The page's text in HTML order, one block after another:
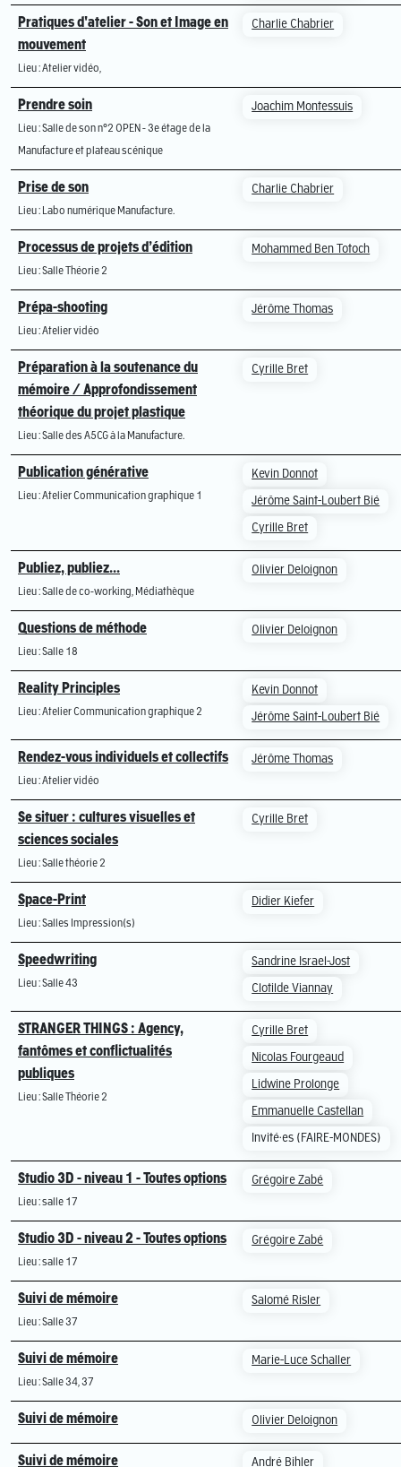
Pratiques d'atelier - Son et Image en
mouvement
Lieu : Atelier vidéo,
Charlie Chabrier
Prendre soin
Lieu : Salle de son n°2 OPEN - 3e étage de la
Manufacture et plateau scénique
Joachim Montessuis
Prise de son
Lieu : Labo numérique Manufacture.
Charlie Chabrier
Processus de projets d’édition
Lieu : Salle Théorie 2
Mohammed Ben Totoch
Prépa-shooting
Lieu : Atelier vidéo
Jérôme Thomas
Préparation à la soutenance du
mémoire / Approfondissement
théorique du projet plastique
Lieu : Salle des A5CG à la Manufacture.
Cyrille Bret
Publication générative
Lieu : Atelier Communication graphique 1
Kevin Donnot
Jérôme Saint-Loubert Bié
Cyrille Bret
Publiez, publiez...
Lieu : Salle de co-working, Médiathèque
Olivier Deloignon
Questions de méthode
Lieu : Salle 18
Olivier Deloignon
Reality Principles
Lieu : Atelier Communication graphique 2
Kevin Donnot
Jérôme Saint-Loubert Bié
Rendez-vous individuels et collectifs
Lieu : Atelier vidéo
Jérôme Thomas
Se situer : cultures visuelles et
sciences sociales
Lieu : Salle théorie 2
Cyrille Bret
Space-Print
Lieu : Salles Impression(s)
Didier Kiefer
Speedwriting
Lieu : Salle 43
Sandrine Israel-Jost
Clotilde Viannay
STRANGER THINGS : Agency,
fantômes et conflictualités
publiques
Lieu : Salle Théorie 2
Cyrille Bret
Nicolas Fourgeaud
Lidwine Prolonge
Emmanuelle Castellan
Invité·es (FAIRE-MONDES)
Studio 3D - niveau 1 - Toutes options
Lieu : salle 17
Grégoire Zabé
Studio 3D - niveau 2 - Toutes options
Lieu : salle 17
Grégoire Zabé
Suivi de mémoire
Lieu : Salle 37
Salomé Risler
Suivi de mémoire
Lieu : Salle 34, 37
Marie-Luce Schaller
Suivi de mémoire Olivier Deloignon
Suivi de mémoire André Bihler